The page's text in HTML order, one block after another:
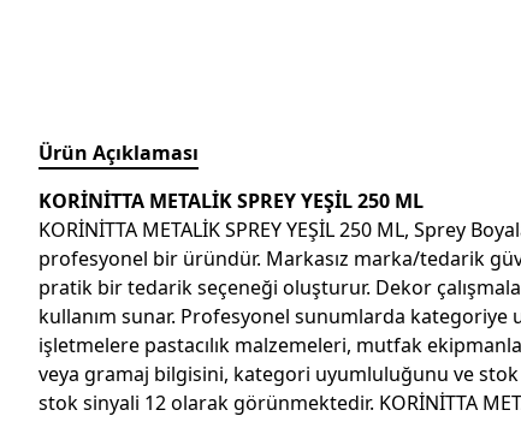
Ürün Açıklaması
KORİNİTTA METALİK SPREY YEŞİL 250 ML
KORİNİTTA METALİK SPREY YEŞİL 250 ML, Sprey
profesyonel bir üründür. Markasız marka/tedarik
pratik bir tedarik seçeneği oluşturur. Dekor
kullanım sunar. Profesyonel sunumlarda kategoriye
işletmelere pastacılık malzemeleri, mutfak
veya gramaj bilgisini, kategori uyumluluğunu ve stok
stok sinyali 12 olarak görünmektedir. KORİNİTTA